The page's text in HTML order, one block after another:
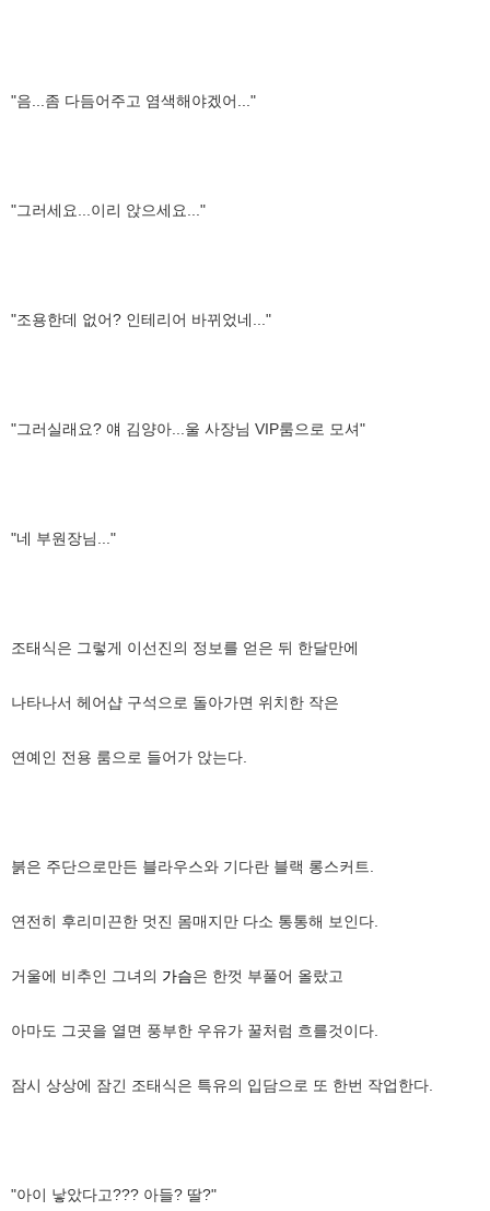
"음...좀 다듬어주고 염색해야겠어..."
"그러세요...이리 앉으세요..."
"조용한데 없어? 인테리어 바뀌었네..."
"그러실래요? 얘 김양아...울 사장님 VIP룸으로 모셔"
"네 부원장님..."
조태식은 그렇게 이선진의 정보를 얻은 뒤 한달만에
나타나서 헤어샵 구석으로 돌아가면 위치한 작은
연예인 전용 룸으로 들어가 앉는다.
붉은 주단으로만든 블라우스와 기다란 블랙 롱스커트.
연전히 후리미끈한 멋진 몸매지만 다소 통통해 보인다.
거울에 비추인 그녀의 가슴은 한껏 부풀어 올랐고
아마도 그곳을 열면 풍부한 우유가 꿀처럼 흐를것이다.
잠시 상상에 잠긴 조태식은 특유의 입담으로 또 한번 작업한다.
"아이 낳았다고??? 아들? 딸?"